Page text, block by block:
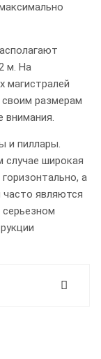
м. На
магистралей
размерам
внимания.
и пиллары.
случае широкая
а
являются